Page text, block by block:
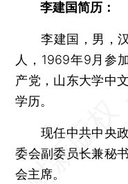
李建国简历：
李建国，男，汉
人，1969年9月参
产党，山东大学中
学历。
现任中共中央政
委会副委员长兼秘
会主席。